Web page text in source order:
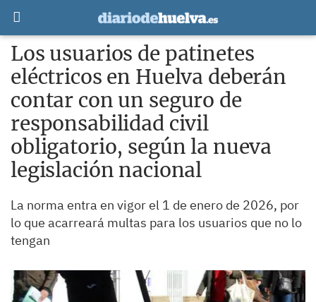
Los usuarios de patinetes
eléctricos en Huelva deberán
contar con un seguro de
responsabilidad civil
obligatorio, según la nueva
legislación nacional
La norma entra en vigor el 1 de enero de 2026, por
lo que acarreará multas para los usuarios que no lo
tengan